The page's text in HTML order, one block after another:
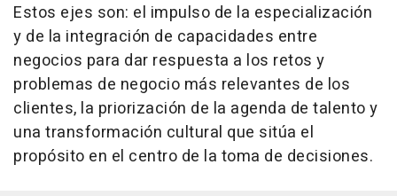
Estos ejes son: el impulso de la especialización
y de la integración de capacidades entre
negocios para dar respuesta a los retos y
problemas de negocio más relevantes de los
clientes, la priorización de la agenda de talento y
una transformación cultural que sitúa el
propósito en el centro de la toma de decisiones.